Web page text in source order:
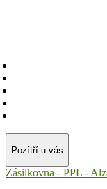
Pozítří u vás
Zásilkovna - PPL -